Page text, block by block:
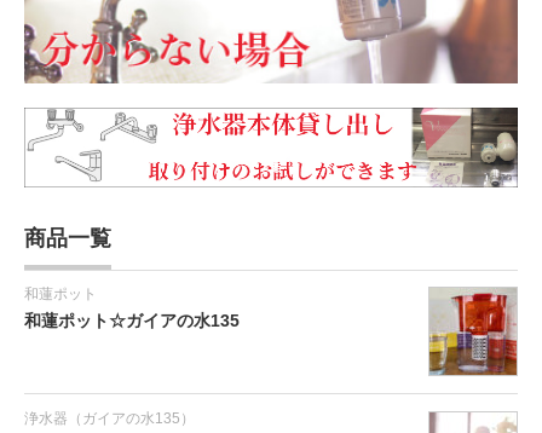
商品一覧
和蓮ポット
和蓮ポット☆ガイアの水135
浄水器（ガイアの水135）